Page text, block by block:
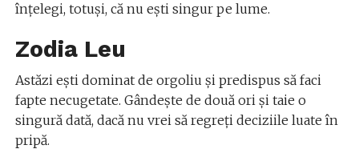
înțelegi, totuși, că nu ești singur pe lume.
Zodia Leu
Astăzi ești dominat de orgoliu și predispus să faci
fapte necugetate. Gândește de două ori și taie o
singură dată, dacă nu vrei să regreți deciziile luate în
pripă.